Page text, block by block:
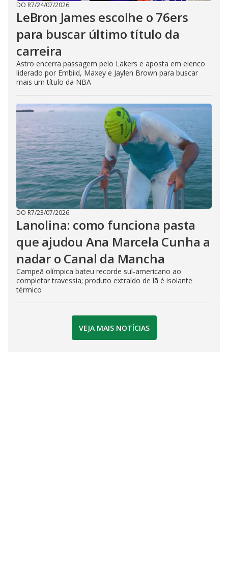
DO R7/24/07/2026
LeBron James escolhe o 76ers
para buscar último título da
carreira
Astro encerra passagem pelo Lakers e aposta em elenco
liderado por Embiid, Maxey e Jaylen Brown para buscar
mais um título da NBA
DO R7/23/07/2026
Lanolina: como funciona pasta
que ajudou Ana Marcela Cunha a
nadar o Canal da Mancha
Campeã olímpica bateu recorde sul-americano ao
completar travessia; produto extraído de lã é isolante
térmico
VEJA MAIS NOTÍCIAS